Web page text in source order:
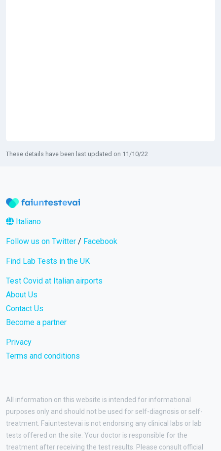
These details have been last updated on 11/10/22
Italiano
Follow us on Twitter / Facebook
Find Lab Tests in the UK
Test Covid at Italian airports
About Us
Contact Us
Become a partner
Privacy
Terms and conditions
All information on this website is intended for informational
purposes only and should not be used for self-diagnosis or self-
treatment. Faiuntestevai is not endorsing any clinical labs or lab
tests offered on the site. Your doctor is responsible for the
treatment after receiving the test results. Please consult official